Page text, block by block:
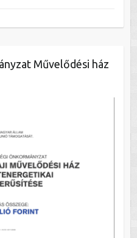
Művelődési ház